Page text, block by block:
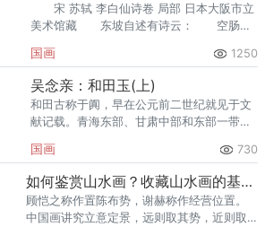
宋 苏轼 李白仙诗卷 局部 日本大阪市立
美术馆藏 东坡自述有诗云： 空肠得
不可回，
国画 1250
吴念亲：和田玉(上)
和田古称于阗，早在公元前二世纪就见于文
献记载。青海东部、甘肃中部和东部一带的
化，以及山西中南部的陶寺文化遗址和墓葬
中，都出土了少量和田玉制品。
国画 730
如何鉴赏山水画？收藏山水画的基本要求
顾恺之称作置陈布势，谢赫称作经营位置。
中国画讲究立意定景，远则取其势，近则取